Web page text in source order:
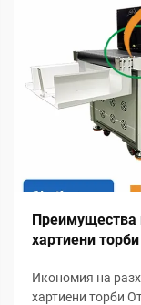
Преимущества
хартиени торби
Икономия на
хартиени торби